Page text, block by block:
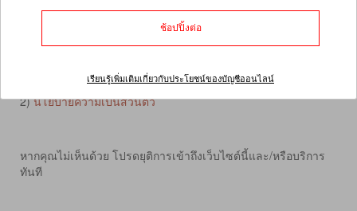
การเข้าถึงเว็บไซต์ของ Pet Lovers Centre หรือที่เรียกว่า "ไซต์"
คุณหรือที่รู้จักกันในชื่อ "ผู้ใช้" รับทราบสิ่งที่ผู้ใช้ได้อ่าน ทำความ
เข้าใจ และตกลงที่จะผูกพันตามนโยบายเหล่านี้:
1) ข้อกำหนดและเงื่อนไขการจัดส่งถึงบ้าน / ช้อปปิ้งออนไลน์
2)นโยบายความเป็นส่วนตัว
หากคุณไม่เห็นด้วย โปรดยุติการเข้าถึงเว็บไซต์นี้และ/หรือบริการ
ทันที
ช้อปปิ้งต่อ
เรียนรู้เพิ่มเติมเกี่ยวกับประโยชน์ของบัญชีออนไลน์